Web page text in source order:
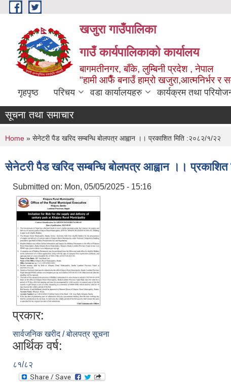
Skip to main content
खजुरा गाउँपालिका
गाउँ कार्यपालिकाको कार्यालय
बागमतीनगर, बाँके, लुम्बिनी प्रदेश , नेपाल
"हामी आफैँ बनाउँ हाम्रो खजुरा,आत्मनिर्भर र
गृहपृष्ठ परिचय वडा कार्यालयहरु कार्यक्रम तथा
सूचना तथा समाचार
You are here
Home » सेनेटरी पैड खरिद सम्बन्धि बोलपत्र आह्वान ।। प्रकाशित मिति :२०८२/१/२२
सेनेटरी पैड खरिद सम्बन्धि बोलपत्र आह्वान ।।
Submitted on: Mon, 05/05/2025 - 15:16
प्रकार:
सार्वजनिक खरीद / बोलपत्र सूचना
आर्थिक वर्ष:
८१/८२